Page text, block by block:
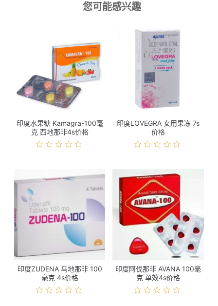
您可能感兴趣
印度水果糖 Kamagra-100毫
克 西地那非4s价格
印度LOVEGRA 女用果冻 7s
价格
印度ZUDENA 乌地那非 100
毫克 4s价格
印度阿伐那非 AVANA 100毫
克 单效4s价格